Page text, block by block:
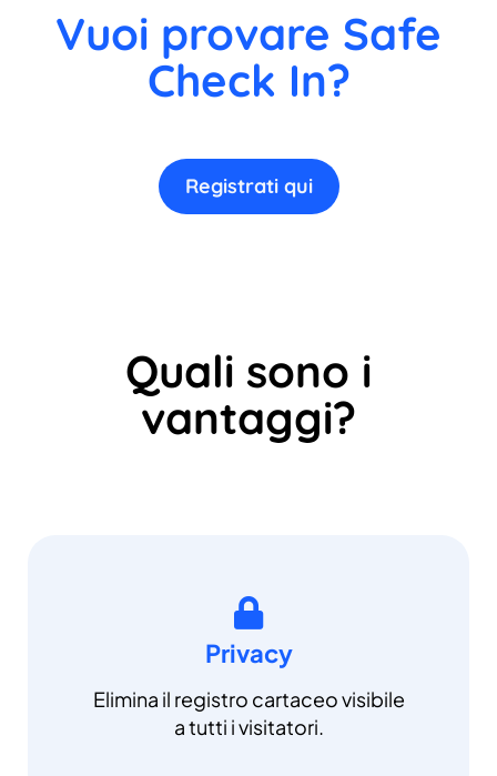
Vuoi provare Safe
Check In?
Registrati qui
Quali sono i
vantaggi?
Privacy
Elimina il registro cartaceo visibile
a tutti i visitatori.